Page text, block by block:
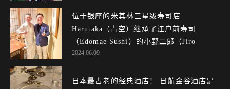
位于银座的米其林三星级寿司店
Harutaka（青空）继承了江户前寿司
（Edomae Sushi）的小野二郎（Jiro
Ono）的基因，令人赞不绝口！
2024.06.09
日本最古老的经典酒店！ 日航金谷酒店是